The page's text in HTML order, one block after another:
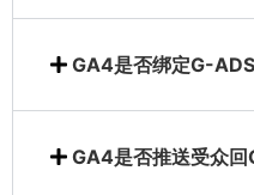
GA4是否绑定G-
GA4是否推送受众回